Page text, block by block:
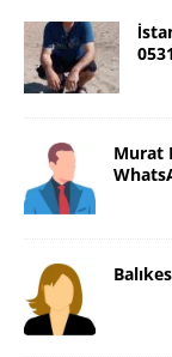
Murat